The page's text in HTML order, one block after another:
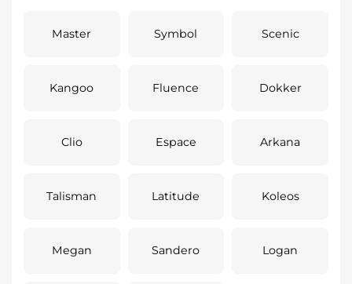
Master Symbol Scenic
Kangoo Fluence Dokker
Clio Espace Arkana
Talisman Latitude Koleos
Megan Sandero Logan